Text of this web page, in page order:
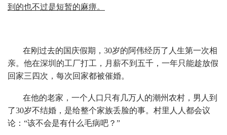
到的也不过是短暂的麻痹。
在刚过去的国庆假期，30岁的阿伟经历了人生第一次相
亲。他在深圳的工厂打工，月薪不到五千，一年只能趁放假
回家三四次，每次回家都被催婚。
在他的老家，一个人口只有几万人的潮州农村，男人到
了30岁不结婚，是给整个家族丢脸的事。村里人人都会议
论：“该不会是有什么毛病吧？”